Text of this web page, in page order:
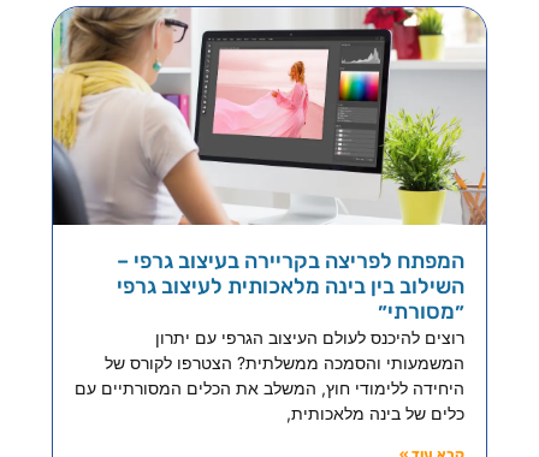
המפתח לפריצה בקריירה בעיצוב גרפי –
השילוב בין בינה מלאכותית לעיצוב גרפי
״מסורתי״
רוצים להיכנס לעולם העיצוב הגרפי עם יתרון
המשמעותי והסמכה ממשלתית? הצטרפו לקורס של
היחידה ללימודי חוץ, המשלב את הכלים המסורתיים עם
כלים של בינה מלאכותית,